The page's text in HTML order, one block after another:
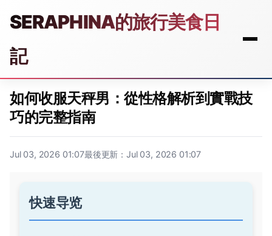
SERAPHINA的旅行美食日
記
如何收服天秤男：從性格解析到實戰技
巧的完整指南
Jul 03, 2026 01:07最後更新：Jul 03, 2026 01:07
快速导览